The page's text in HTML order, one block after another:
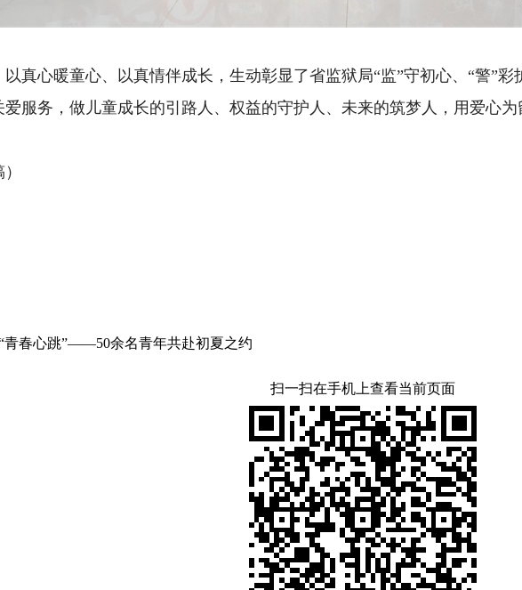
心暖童心、以真情伴成长，生动彰显了省监狱局“监”守初心、“警”彩
服务，做儿童成长的引路人、权益的守护人、未来的筑梦人，用爱心为
青春心跳”——50余名青年共赴初夏之约
扫一扫在手机上查看当前页面